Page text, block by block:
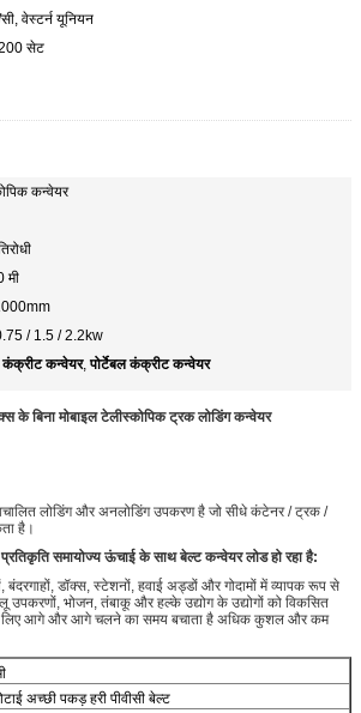
वेस्टर्न यूनियन
200 सेट
कन्वेयर
मी
/ 1.5 / 2.2kw
कंक्रीट कन्वेयर,पोर्टेबल कंक्रीट कन्वेयर
के बिना मोबाइल टेलीस्कोपिक ट्रक लोडिंग कन्वेयर
लोडिंग और अनलोडिंग उपकरण है जो सीधे कंटेनर / ट्रक /
है।
समायोज्य ऊंचाई के साथ बेल्ट कन्वेयर लोड हो रहा है:
डॉक्स, स्टेशनों, हवाई अड्डों और गोदामों में व्यापक रूप से
उपकरणों, भोजन, तंबाकू और हल्के उद्योग के उद्योगों को विकसित
लिए आगे और आगे चलने का समय बचाता है अधिक कुशल और कम
अच्छी पकड़ हरी पीवीसी बेल्ट